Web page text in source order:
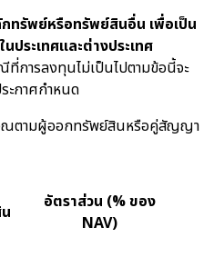
ทรัพย์หรือทรัพย์สินอื่น เพื่อเป็น
ระเทศและต่างประเทศ
ที่การลงทุนไม่เป็นไปตามข้อนี้จะ
ะกาศกำหนด
ณตามผู้ออกทรัพย์สินหรือคู่สัญญา
อัตราส่วน (% ของ
NAV)